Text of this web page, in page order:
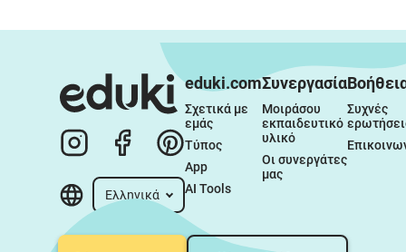
Ελληνικά
eduki.com
Σχετικά με
εμάς
Τύπος
App
AI Tools
Συνεργασία
Μοιράσου
εκπαιδευτικό
υλικό
Οι συνεργάτες
μας
Συχνές